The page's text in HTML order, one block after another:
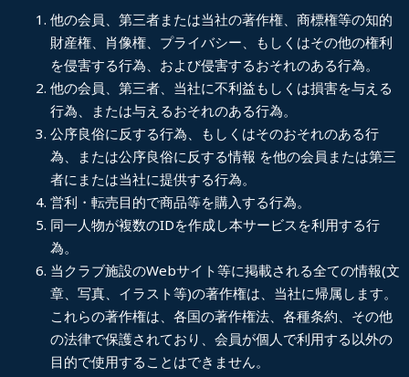
他の会員、第三者または当社の著作権、商標権等の知的
財産権、肖像権、プライバシー、もしくはその他の権利
を侵害する行為、および侵害するおそれのある行為。
他の会員、第三者、当社に不利益もしくは損害を与える
行為、または与えるおそれのある行為。
公序良俗に反する行為、もしくはそのおそれのある行
為、または公序良俗に反する情報 を他の会員または第三
者にまたは当社に提供する行為。
営利・転売目的で商品等を購入する行為。
同一人物が複数のIDを作成し本サービスを利用する行
為。
当クラブ施設のWebサイト等に掲載される全ての情報(文
章、写真、イラスト等)の著作権は、当社に帰属します。
これらの著作権は、各国の著作権法、各種条約、その他
の法律で保護されており、会員が個人で利用する以外の
目的で使用することはできません。